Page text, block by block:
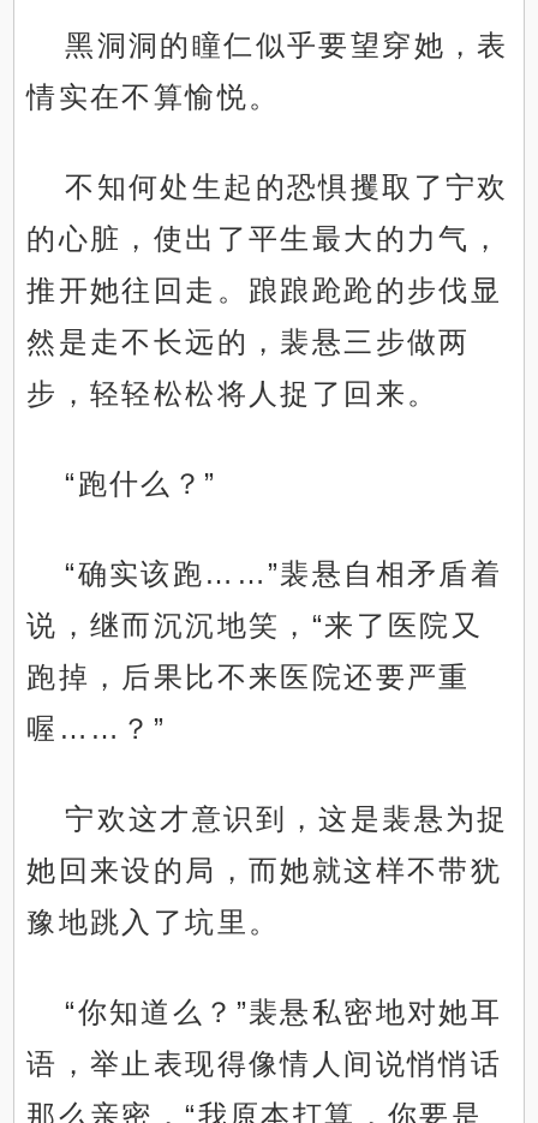
黑洞洞的瞳仁似乎要望穿她，表
情实在不算愉悦。
不知何处生起的恐惧攫取了宁欢
的心脏，使出了平生最大的力气，
推开她往回走。踉踉跄跄的步伐显
然是走不长远的，裴悬三步做两
步，轻轻松松将人捉了回来。
“跑什么？”
“确实该跑……”裴悬自相矛盾着
说，继而沉沉地笑，“来了医院又
跑掉，后果比不来医院还要严重
喔……？”
宁欢这才意识到，这是裴悬为捉
她回来设的局，而她就这样不带犹
豫地跳入了坑里。
“你知道么？”裴悬私密地对她耳
语，举止表现得像情人间说悄悄话
那么亲密，“我原本打算，你要是